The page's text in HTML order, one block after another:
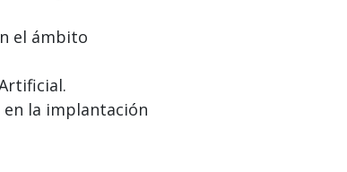
el ámbito
en la implantación